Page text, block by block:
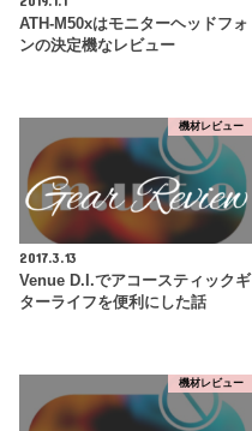
ATH-M50xはモニターヘッドフォ
ンの決定機なレビュー
機材レビュー
2017.3.13
Venue D.I.でアコースティックギ
ターライフを便利にした話
機材レビュー